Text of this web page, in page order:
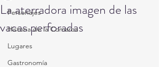
Personajes
Historia de la Comarca
Lugares
Gastronomía
La aterradora imagen de las
vacas perforadas